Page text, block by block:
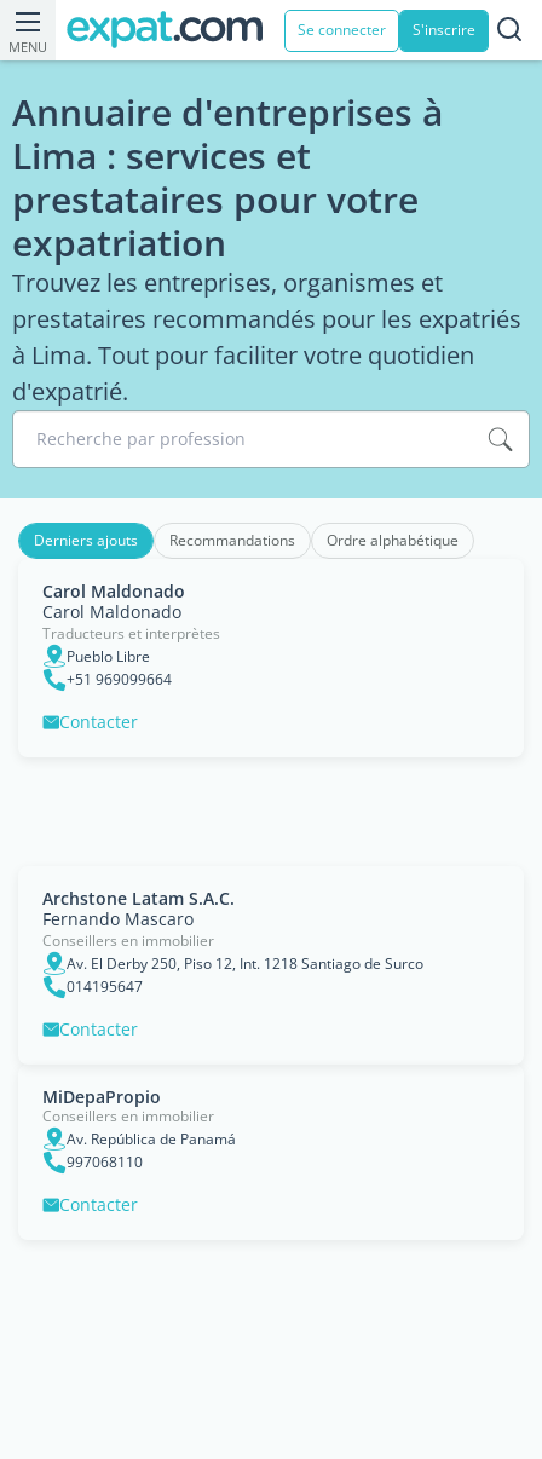
MENU
Se connecter S'inscrire
Annuaire d'entreprises à
Lima : services et
prestataires pour votre
expatriation
Trouvez les entreprises, organismes et
prestataires recommandés pour les expatriés
à Lima. Tout pour faciliter votre quotidien
d'expatrié.
Recherche par profession
Derniers ajouts Recommandations Ordre alphabétique
Carol Maldonado
Carol Maldonado
Traducteurs et interprètes
Pueblo Libre
+51 969099664
Contacter
Archstone Latam S.A.C.
Fernando Mascaro
Conseillers en immobilier
Av. El Derby 250, Piso 12, Int. 1218 Santiago de Surco
014195647
Contacter
MiDepaPropio
Conseillers en immobilier
Av. República de Panamá
997068110
Contacter